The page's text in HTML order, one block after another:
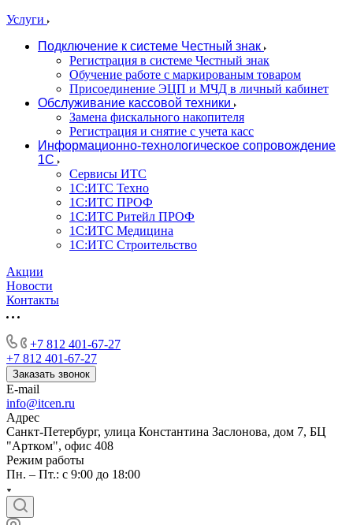
Услуги
Подключение к системе Честный знак
Регистрация в системе Честный знак
Обучение работе с маркированым товаром
Присоединение ЭЦП и МЧД в личный кабинет
Обслуживание кассовой техники
Замена фискального накопителя
Регистрация и снятие с учета касс
Информационно-технологическое сопровождение
1C
Сервисы ИТС
1С:ИТС Техно
1С:ИТС ПРОФ
1С:ИТС Ритейл ПРОФ
1С:ИТС Медицина
1С:ИТС Строительство
Акции
Новости
Контакты
+7 812 401-67-27
+7 812 401-67-27
Заказать звонок
E-mail
info@itcen.ru
Адрес
Санкт-Петербург, улица Константина Заслонова, дом 7, БЦ
"Артком", офис 408
Режим работы
Пн. – Пт.: с 9:00 до 18:00